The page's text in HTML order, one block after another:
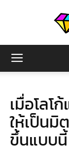
เมื่อโลโ
ให้เป็น
ขึ้นแบบนี้